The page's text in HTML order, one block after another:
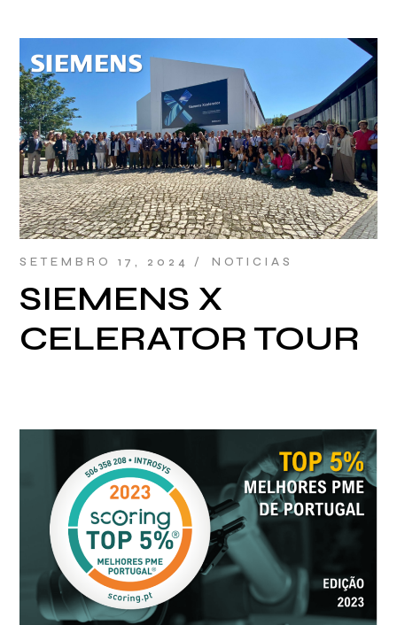
SETEMBRO 17, 2024 NOTICIAS
SIEMENS X
CELERATOR TOUR